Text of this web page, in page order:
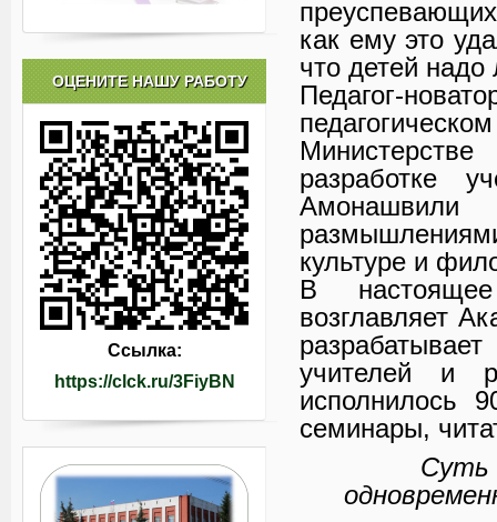
как ему это
что детей
Педагог-
разработке
культуре и
В
возглавляет
учителей и
исполнилось
семинары,
Суть
ОЦЕНИТЕ НАШУ РАБОТУ
Ссылка:
https://clck.ru/3FiyBN